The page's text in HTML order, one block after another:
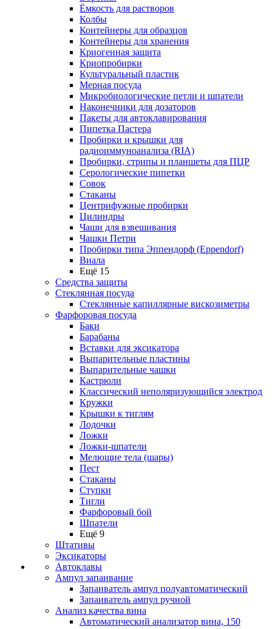
Ёмкость для растворов
Колбы
Контейнеры для образцов
Контейнеры для хранения
Криогенная защита
Криопробирки
Культуральный пластик
Мерная посуда
Микробиологические петли и шпатели
Наконечники для дозаторов
Пакеты для автоклавирования
Пипетка Пастера
Пробирки и крышки для
радиоиммуноанализа (RIA)
Пробирки, стрипы и планшеты для ПЦР
Серологические пипетки
Совок
Стаканы
Центрифужные пробирки
Цилиндры
Чаши для взвешивания
Чашки Петри
Пробирки типа Эппендорф (Eppendorf)
Виала
Ещё 15
Средства защиты
Стеклянная посуда
Стеклянные капиллярные вискозиметры
Фарфоровая посуда
Баки
Барабаны
Вставки для эксикатора
Выпарительные пластины
Выпарительные чашки
Кастрюли
Классический неполяризующийся электрод
Кружки
Крышки к тиглям
Лодочки
Ложки
Ложки-шпатели
Мелющие тела (шары)
Пест
Стаканы
Ступки
Тигли
Фарфоровый бой
Шпатели
Ещё 9
Штативы
Эксикаторы
Автоклавы
Ампул запаивание
Запаиватель ампул полуавтоматический
Запаиватель ампул ручной
Анализ качества вина
Автоматический анализатор вина, 150